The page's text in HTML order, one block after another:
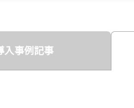
入事例記事